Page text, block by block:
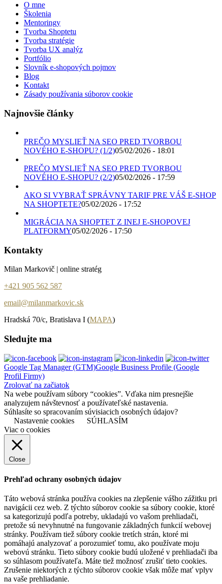
O mne
Školenia
Mentoringy
Tvorba Shoptetu
Tvorba stratégie
Tvorba UX analýz
Portfólio
Slovník e-shopových pojmov
Blog
Kontakt
Zásady používania súborov cookie
Najnovšie články
PREČO MYSLIEŤ NA SEO PRED TVORBOU
NOVÉHO E-SHOPU? (1/2)05/02/2026 - 18:01
PREČO MYSLIEŤ NA SEO PRED TVORBOU
NOVÉHO E-SHOPU? (2/2)05/02/2026 - 17:59
AKO SI VYBRAŤ SPRÁVNY TARIF PRE VÁŠ E-SHOP
NA SHOPTETE?05/02/2026 - 17:52
MIGRÁCIA NA SHOPTET Z INEJ E-SHOPOVEJ
PLATFORMY05/02/2026 - 17:50
Kontakty
Milan Markovič | online stratég
+421 905 562 587
email@milanmarkovic.sk
Hradská 70/c, Bratislava I (MAPA)
Sledujte ma
Google Tag Manager (GTM)Google Business Profile (Google
Profil Firmy)
Zrolovať na začiatok
Na webe používam súbory “cookies”. Vďaka nim presnejšie
analyzujem návštevnosť a používateľské nastavenia.
Súhlasíte so spracovaním súvisiacich osobných údajov?
Nastavenie cookies
SÚHLASÍM
Viac o cookies
Close
Prehľad ochrany osobných údajov
Táto webová stránka používa cookies na zlepšenie vášho zážitku pri
navigácii cez web. Z týchto súborov cookie sa súbory cookie, ktoré
sa kategorizujú podľa potreby, ukladajú vo vašom prehliadači,
pretože sú nevyhnutné na fungovanie základných funkcií webovej
stránky. Používam tiež súbory cookie tretích strán, ktoré mi
pomáhajú analyzovať a porozumieť tomu, ako používate moju
webovú stránku. Tieto súbory cookie budú uložené v prehliadači iba
so súhlasom používateľa. Máte tiež možnosť zrušiť tieto cookies.
Zrušenie niektorých z týchto súborov cookie však môže mať vplyv
na vaše prehliadanie.